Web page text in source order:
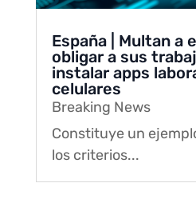
España | Multan a
obligar a sus
instalar apps
celulares
Breaking News
Constituye un
los criterios...